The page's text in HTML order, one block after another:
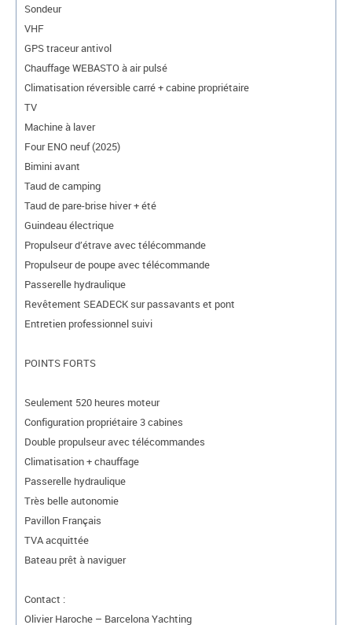
Sondeur
VHF
GPS traceur antivol
Chauffage WEBASTO à air pulsé
Climatisation réversible carré + cabine propriétaire
TV
Machine à laver
Four ENO neuf (2025)
Bimini avant
Taud de camping
Taud de pare-brise hiver + été
Guindeau électrique
Propulseur d’étrave avec télécommande
Propulseur de poupe avec télécommande
Passerelle hydraulique
Revêtement SEADECK sur passavants et pont
Entretien professionnel suivi
POINTS FORTS
Seulement 520 heures moteur
Configuration propriétaire 3 cabines
Double propulseur avec télécommandes
Climatisation + chauffage
Passerelle hydraulique
Très belle autonomie
Pavillon Français
TVA acquittée
Bateau prêt à naviguer
Contact :
Olivier Haroche – Barcelona Yachting